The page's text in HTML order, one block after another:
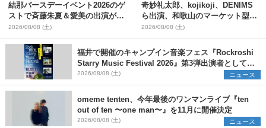
結那バースデーイベント2026のゲ
ストで斉藤朱夏＆愛美の出演が決
定
2026/08/08 (土)
奇妙礼太郎、kojikoji、DENIMS
ら出演、和歌山のマーケット型野
外イベント『PICNIC JAM
2026』早割チケット発売開始
2026/08/08 (土)
福井で開催のキャンプイン音楽フェス『Rockroshi
Starry Music Festival 2026』第3弾出演者として
SCOOBIE DO、かりゆし58、Reiを発表
2026/08/08 (土) ニュース
omeme tenten、今年最後のワンマンライブ『ten
out of ten 〜one man〜』を11月に開催決定
2026/08/08 (土) ニュース